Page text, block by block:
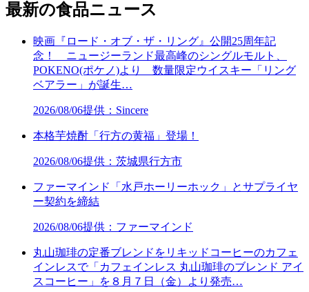
最新の食品ニュース
映画『ロード・オブ・ザ・リング』公開25周年記
念！ ニュージーランド最高峰のシングルモルト、
POKENO(ポケノ)より 数量限定ウイスキー「リング
ベアラー」が誕生…
2026/08/06提供：Sincere
本格芋焼酎「行方の黄福」登場！
2026/08/06提供：茨城県行方市
ファーマインド「水戸ホーリーホック」とサプライヤ
ー契約を締結
2026/08/06提供：ファーマインド
丸山珈琲の定番ブレンドをリキッドコーヒーのカフェ
インレスで「カフェインレス 丸山珈琲のブレンド アイ
スコーヒー」を８月７日（金）より発売…